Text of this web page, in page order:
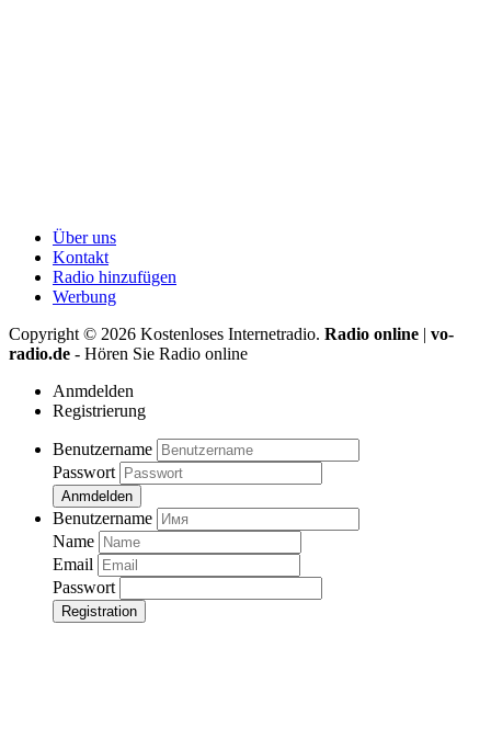
Über uns
Kontakt
Radio hinzufügen
Werbung
Copyright © 2026 Kostenloses Internetradio. Radio online | vo-
radio.de - Hören Sie Radio online
Anmdelden
Registrierung
Benutzername
Passwort
Anmdelden
Benutzername
Name
Email
Passwort
Registration